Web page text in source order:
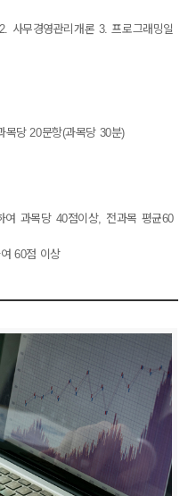
사무경영관리개론 3. 프로그래밍일
목당 20문항(과목당 30분)
과목당 40점이상, 전과목 평균60
60점 이상